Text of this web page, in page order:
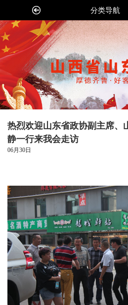
分类导航
热烈欢迎山东省政协副主席、
静一行来我会走访
06月30日